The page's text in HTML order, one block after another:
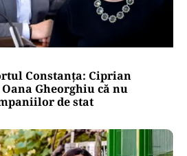
Constanța: Ciprian
Oana Gheorghiu că nu
de stat